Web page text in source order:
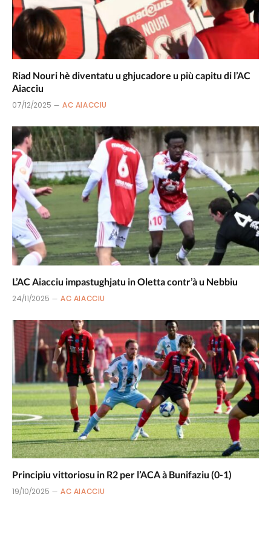
Riad Nouri hè diventatu u ghjucadore u più capitu di l’AC
Aiacciu
07/12/2025 AC AIACCIU
L’AC Aiacciu impastughjatu in Oletta contr’à u Nebbiu
24/11/2025 AC AIACCIU
Principiu vittoriosu in R2 per l’ACA à Bunifaziu (0-1)
19/10/2025 AC AIACCIU